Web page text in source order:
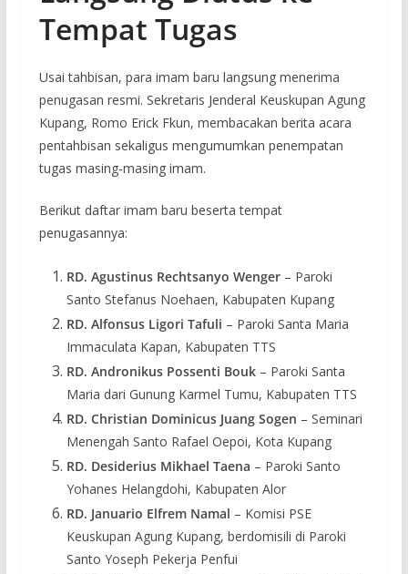
Tempat Tugas
Usai tahbisan, para imam baru langsung menerima
penugasan resmi. Sekretaris Jenderal Keuskupan Agung
Kupang, Romo Erick Fkun, membacakan berita acara
pentahbisan sekaligus mengumumkan penempatan
tugas masing-masing imam.
Berikut daftar imam baru beserta tempat
penugasannya:
RD. Agustinus Rechtsanyo Wenger– Paroki
Santo Stefanus Noehaen, Kabupaten Kupang
RD. Alfonsus Ligori Tafuli – Paroki Santa Maria
Immaculata Kapan, Kabupaten TTS
RD. Andronikus Possenti Bouk– Paroki Santa
Maria dari Gunung Karmel Tumu, Kabupaten TTS
RD. Christian Dominicus Juang Sogen – Seminari
Menengah Santo Rafael Oepoi, Kota Kupang
RD. Desiderius Mikhael Taena – Paroki Santo
Yohanes Helangdohi, Kabupaten Alor
RD. Januario Elfrem Namal – Komisi PSE
Keuskupan Agung Kupang, berdomisili di Paroki
Santo Yoseph Pekerja Penfui